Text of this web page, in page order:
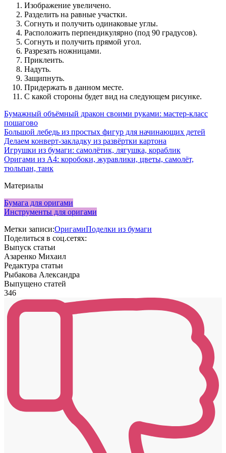
Изображение увеличено.
Разделить на равные участки.
Согнуть и получить одинаковые углы.
Расположить перпендикулярно (под 90 градусов).
Согнуть и получить прямой угол.
Разрезать ножницами.
Приклеить.
Надуть.
Защипнуть.
Придержать в данном месте.
С какой стороны будет вид на следующем рисунке.
Бумажный объёмный дракон своими руками: мастер-класс
пошагово
Большой лебедь из простых фигур для начинающих детей
Делаем конверт-закладку из развёртки картона
Игрушки из бумаги: самолётик, лягушка, кораблик
Оригами из А4: коробоки, журавлики, цветы, самолёт,
тюльпан, танк
Материалы
Бумага для оригами
Инструменты для оригами
Метки записи:ОригамиПоделки из бумаги
Поделиться в соц.сетях:
Выпуск статьи
Азаренко Михаил
Редактура статьи
Рыбакова Александра
Выпущено статей
346